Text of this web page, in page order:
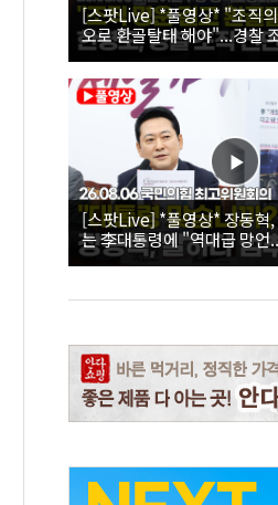
[스팟Live] *풀영상* "조직
오로 환골탈태 해야"...경찰
신 촉구한 한병도 | 26.08.06
책조정회의
[스팟Live] *풀영상* 장동혁,
는 李대통령에 "역대급 망언
26.08.06 국민의힘 최고위원